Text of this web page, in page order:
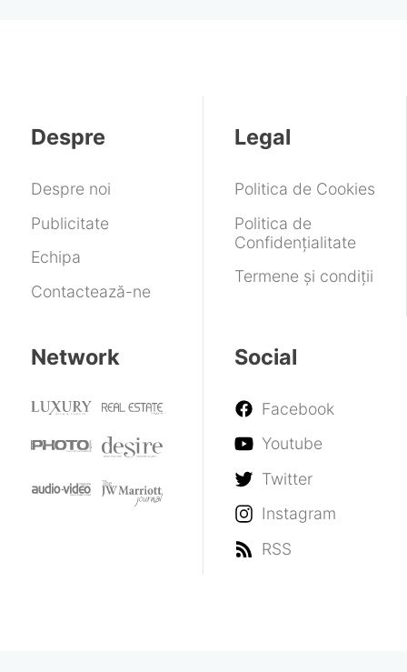
Despre
Despre noi
Publicitate
Echipa
Contactează-ne
Legal
Politica de Cookies
Politica de
Confidențialitate
Termene și condiții
Network Social
Facebook
Youtube
Twitter
Instagram
RSS